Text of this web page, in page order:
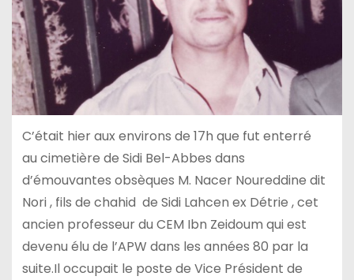
C’était hier aux environs de 17h que fut enterré
au cimetière de Sidi Bel-Abbes dans
d’émouvantes obsèques M. Nacer Noureddine dit
Nori , fils de chahid de Sidi Lahcen ex Détrie , cet
ancien professeur du CEM Ibn Zeidoum qui est
devenu élu de l’APW dans les années 80 par la
suite.Il occupait le poste de Vice Président de